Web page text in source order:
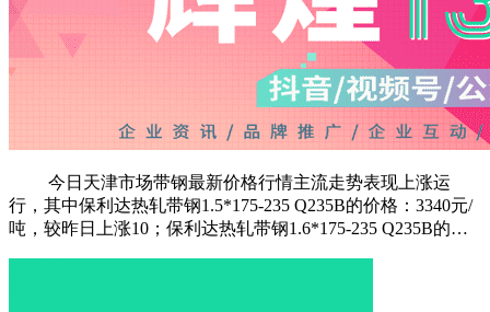
今日天津市场带钢最新价格行情主流走势表现上涨运
行，其中保利达热轧带钢1.5*175-235 Q235B的价格：3340元/
吨，较昨日上涨10；保利达热轧带钢1.6*175-235 Q235B的…